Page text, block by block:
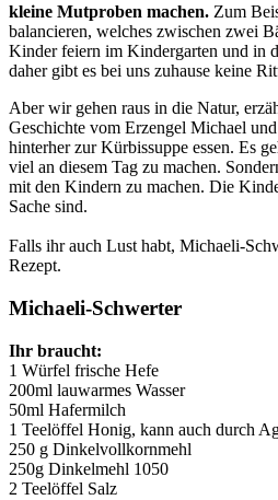
kleine Mutproben machen. Zum
balancieren, welches zwischen zwei
Kinder feiern im Kindergarten und in
daher gibt es bei uns zuhause keine
Aber wir gehen raus in die Natur,
Geschichte vom Erzengel Michael
hinterher zur Kürbissuppe essen. Es
viel an diesem Tag zu machen.
mit den Kindern zu machen. Die
Sache sind.
Falls ihr auch Lust habt, Michaeli-
Rezept.
Michaeli-Schwerter
Ihr braucht:
1 Würfel frische Hefe
200ml lauwarmes Wasser
50ml Hafermilch
1 Teelöffel Honig, kann auch durch
250 g Dinkelvollkornmehl
250g Dinkelmehl 1050
2 Teelöffel Salz